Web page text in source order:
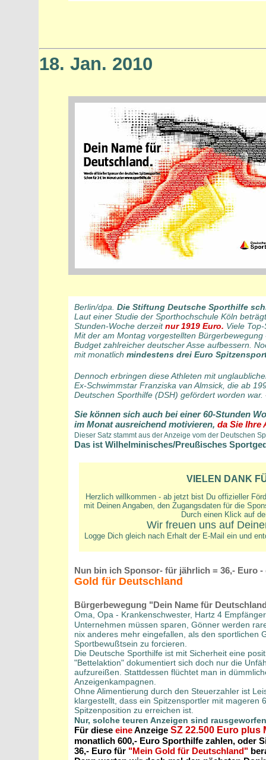
18. Jan. 2010
Berlin/dpa. Die Stiftung Deutsche Sporthilfe
Laut einer Studie der Sporthochschule Köln
Stunden-Woche derzeitnur 1919 Euro. Viele
Mit der am Montag vorgestellten Bürgerbewegung
Budget zahlreicher deutscher Asse aufbessern.
mit monatlich mindestens drei Euro
Dennoch erbringen diese Athleten mit
Ex-Schwimmstar Franziska van Almsick, die ab
Deutschen Sporthilfe (DSH) gefördert worden war.
Sie können sich auch bei einer 60-Stunden
im Monat ausreichend motivieren, da Sie Ihre
Dieser Satz stammt aus der Anzeige vom der Deutschen
Das ist Wilhelminisches/Preußisches
VIELEN DANK
Herzlich willkommen - ab jetzt bist Du offizieller
mit Deinen Angaben, den Zugangsdaten für die
Durch einen Klick auf
Wir freuen uns auf
Logge Dich gleich nach Erhalt der E-Mail ein und
Nun bin ich Sponsor- für jährlich = 36,- Euro
Gold für Deutschland
Bürgerbewegung "Dein Name für
Oma, Opa - Krankenschwester, Hartz 4
Unternehmen müssen sparen, Gönner werden
nix anderes mehr eingefallen, als den sportlichen
Sportbewußtsein zu forcieren.
Die Deutsche Sporthilfe ist mit Sicherheit eine
"Bettelaktion" dokumentiert sich doch nur die
aufzureißen. Stattdessen flüchtet man in
Anzeigenkampagnen.
Ohne Alimentierung durch den Steuerzahler ist
klargestellt, dass ein Spitzensportler mit mageren
Spitzenposition zu erreichen ist.
Nur, solche teuren Anzeigen sind
Für diese eineAnzeige SZ 22.500 Euro plus
monatlich 600,- Euro Sporthilfe zahlen, oder
36,- Euro für "Mein Gold für Deutschland"